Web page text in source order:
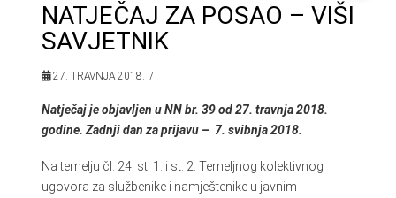
NATJEČAJ ZA POSAO – VIŠI
SAVJETNIK
27. TRAVNJA 2018.
Natječaj je objavljen u NN br. 39 od 27. travnja 2018.
godine. Zadnji dan za prijavu – 7. svibnja 2018.
Na temelju čl. 24. st. 1. i st. 2. Temeljnog kolektivnog
ugovora za službenike i namještenike u javnim